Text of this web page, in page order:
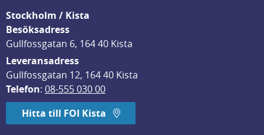
Stockholm / Kista
Besöksadress
Gullfossgatan 6, 164 40 Kista
Leveransadress
Gullfossgatan 12, 164 40 Kista
Telefon: 08-555 030 00
Hitta till FOI Kista